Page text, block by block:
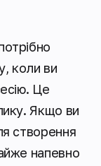
коли ви
Це
Якщо ви
створення
напевно